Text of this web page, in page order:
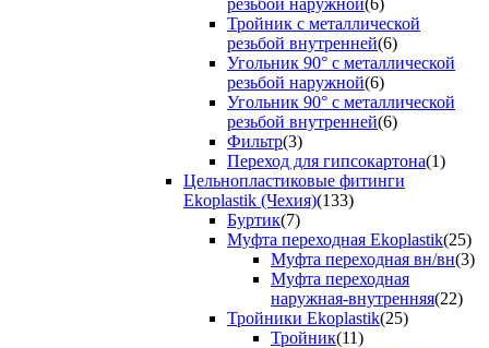
резьбой наружной(6)
Тройник с металлической
резьбой внутренней(6)
Угольник 90° с металлической
резьбой наружной(6)
Угольник 90° с металлической
резьбой внутренней(6)
Фильтр(3)
Переход для гипсокартона(1)
Цельнопластиковые фитинги
Ekoplastik (Чехия)(133)
Буртик(7)
Муфта переходная Ekoplastik(25)
Муфта переходная вн/вн(3)
Муфта переходная
наружная-внутренняя(22)
Тройники Ekoplastik(25)
Тройник(11)